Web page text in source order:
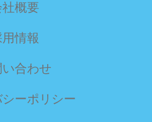
概要
情報
い合わせ
ーポリシー